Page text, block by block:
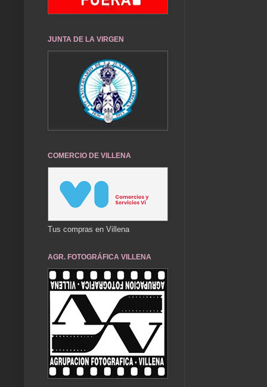
JUNTA DE LA VIRGEN
COMERCIO DE VILLENA
Tus compras en Villena
AGR. FOTOGRÁFICA VILLENA